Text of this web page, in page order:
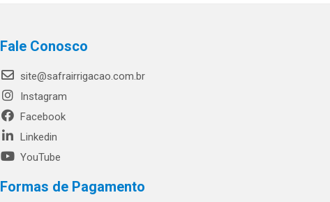
Fale Conosco
site@safrairrigacao.com.br
Instagram
Facebook
Linkedin
YouTube
Formas de Pagamento